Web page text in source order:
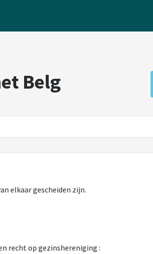
Belg
elkaar gescheiden zijn.
recht op gezinshereniging :